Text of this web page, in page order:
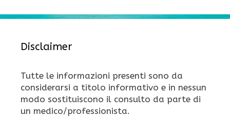
Disclaimer
Tutte le informazioni presenti sono da
considerarsi a titolo informativo e in nessun
modo sostituiscono il consulto da parte di
un medico/professionista.